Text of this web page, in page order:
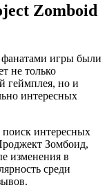
Zomboid
фанатами игры были
не только
геймплея, но и
интересных
интересных
Зомбоид,
изменения в
среди